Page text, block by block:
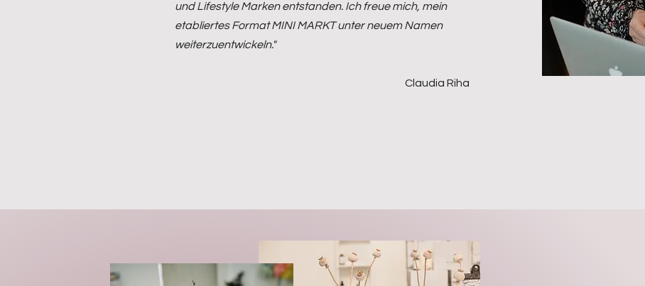
und Lifestyle Marken entstanden. Ich freue mich, mein
etabliertes Format MINI MARKT unter neuem Namen
weiterzuentwickeln."
Claudia Riha